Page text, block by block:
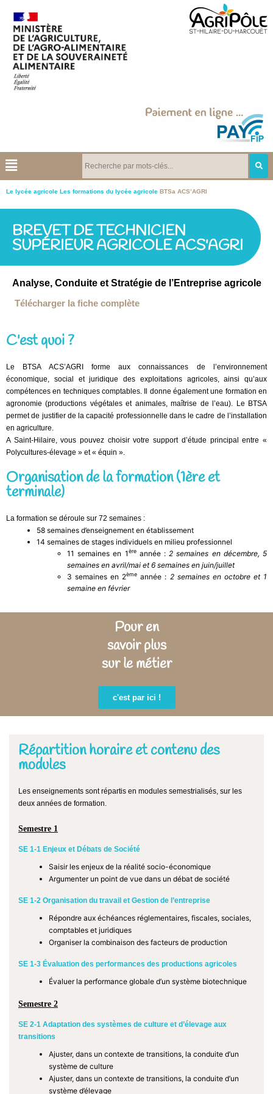
Le lycée agricole Les formations du lycée agricole BTSa ACS’AGRI
BREVET DE TECHNICIEN
SUPÉRIEUR AGRICOLE ACS'AGRI
Analyse, Conduite et Stratégie de l’Entreprise agricole
Télécharger la fiche complète
C'est quoi ?
Le BTSA ACS’AGRI forme aux connaissances de l’environnement
économique, social et juridique des exploitations agricoles, ainsi qu’aux
compétences en techniques comptables. Il donne également une formation en
agronomie (productions végétales et animales, maîtrise de l’eau). Le BTSA
permet de justifier de la capacité professionnelle dans le cadre de l’installation
en agriculture.
A Saint-Hilaire, vous pouvez choisir votre support d’étude principal entre «
Polycultures-élevage » et « équin ».
Organisation de la formation (1ère et
terminale)
La formation se déroule sur 72 semaines :
58 semaines d’enseignement en établissement
14 semaines de stages individuels en milieu professionnel
11 semaines en 1èreannée : 2 semaines en décembre, 5
semaines en avril/mai et 6 semaines en juin/juillet
3 semaines en 2ème année : 2 semaines en octobre et 1
semaine en février
Pour en
savoir plus
sur le métier
c'est par ici !
Répartition horaire et contenu des
modules
Les enseignements sont répartis en modules semestrialisés, sur les
deux années de formation.
Semestre 1
SE 1-1 Enjeux et Débats de Société
Saisir les enjeux de la réalité socio-économique
Argumenter un point de vue dans un débat de société
SE 1-2 Organisation du travail et Gestion de l’entreprise
Répondre aux échéances réglementaires, fiscales, sociales,
comptables et juridiques
Organiser la combinaison des facteurs de production
SE 1-3 Évaluation des performances des productions agricoles
Évaluer la performance globale d’un système biotechnique
Semestre 2
SE 2-1 Adaptation des systèmes de culture et d’élevage aux
transitions
Ajuster, dans un contexte de transitions, la conduite d’un
système de culture
Ajuster, dans un contexte de transitions, la conduite d’un
système d’élevage